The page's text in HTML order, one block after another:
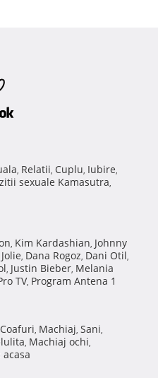
, Relatii, Cuplu, Iubire,
sexuale Kamasutra,
, Kim Kardashian, Johnny
, Dana Rogoz, Dani Otil,
, Justin Bieber, Melania
TV, Program Antena 1
Coafuri, Machiaj, Sani,
, Machiaj ochi,